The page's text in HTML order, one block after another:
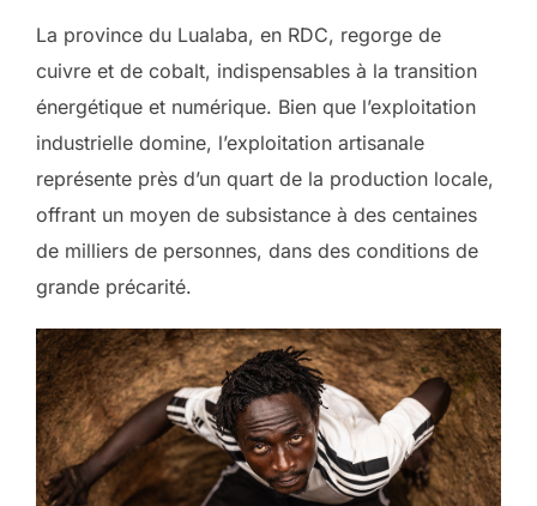
La province du Lualaba, en RDC, regorge de
cuivre et de cobalt, indispensables à la transition
énergétique et numérique. Bien que l’exploitation
industrielle domine, l’exploitation artisanale
représente près d’un quart de la production locale,
offrant un moyen de subsistance à des centaines
de milliers de personnes, dans des conditions de
grande précarité.